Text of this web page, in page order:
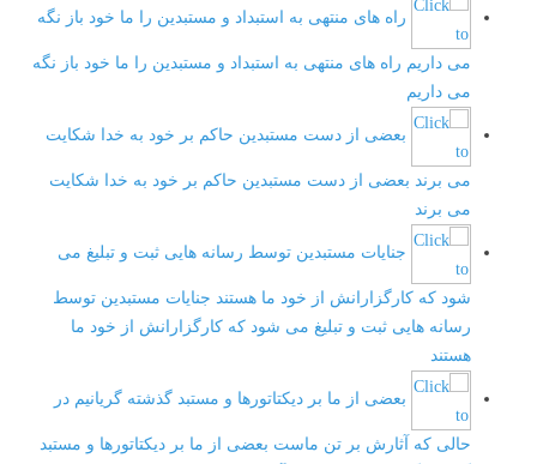
راه های منتهی به استبداد و مستبدین را ما خود باز نگه
می داریم راه های منتهی به استبداد و مستبدین را ما خود باز نگه
می داریم
بعضی از دست مستبدین حاکم بر خود به خدا شکایت
می برند بعضی از دست مستبدین حاکم بر خود به خدا شکایت
می برند
جنایات مستبدین توسط رسانه هایی ثبت و تبلیغ می
شود که کارگزارانش از خود ما هستند جنایات مستبدین توسط
رسانه هایی ثبت و تبلیغ می شود که کارگزارانش از خود ما
هستند
بعضی از ما بر دیکتاتورها و مستبد گذشته گریانیم در
حالی که آثارش بر تن ماست بعضی از ما بر دیکتاتورها و مستبد